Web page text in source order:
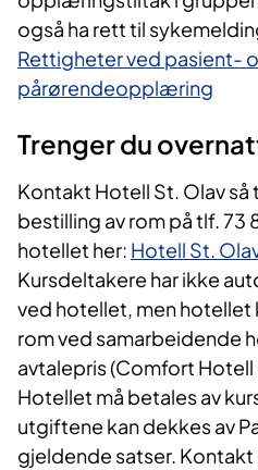
også ha rett til
Rettigheter ved pasient-
pårørendeopplæring
Trenger du
Kontakt Hotell St. Olav
bestilling av rom på tlf. 73
hotellet her: Hotell St.
Kursdeltakere har ikke
ved hotellet, men
rom ved samarbeidende
avtalepris (Comfort Hotell
Hotellet må betales av
utgiftene kan dekkes av
gjeldende satser. Kontakt